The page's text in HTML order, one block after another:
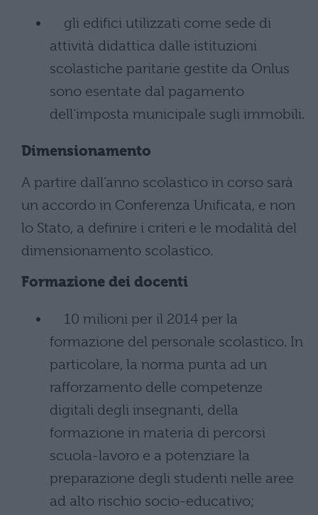
gli edifici utilizzati come sede di
attività didattica dalle istituzioni
scolastiche paritarie gestite da Onlus
sono esentate dal pagamento
dell’imposta municipale sugli immobili.
Dimensionamento
A partire dall’anno scolastico in corso sarà
un accordo in Conferenza Unificata, e non
lo Stato, a definire i criteri e le modalità del
dimensionamento scolastico.
Formazione dei docenti
10 milioni per il 2014 per la
formazione del personale scolastico. In
particolare, la norma punta ad un
rafforzamento delle competenze
digitali degli insegnanti, della
formazione in materia di percorsi
scuola-lavoro e a potenziare la
preparazione degli studenti nelle aree
ad alto rischio socio-educativo;